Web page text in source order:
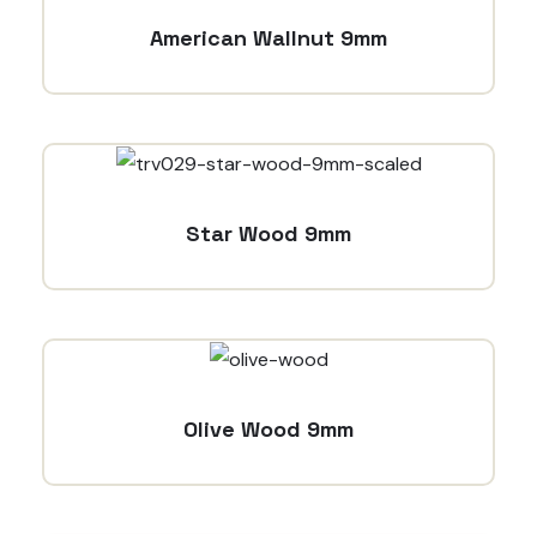
American Wallnut 9mm
Star Wood 9mm
Olive Wood 9mm